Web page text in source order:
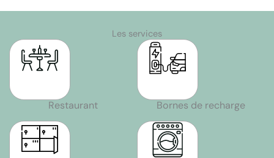
Les services
Restaurant Bornes de recharge